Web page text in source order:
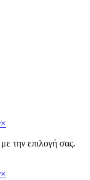
×
την επιλογή σας.
×